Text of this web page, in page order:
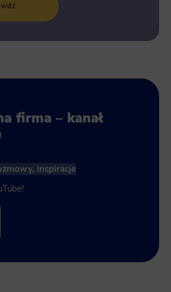
firma – kanał
inspiracje